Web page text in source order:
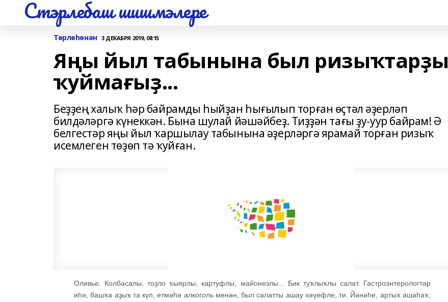
Стэрлебаш шишмэлере
Төрлөһөнән 3 ДЕКАБРЯ 2019, 08:15
Яңы йыл табынына был ризыҡтарҙы
ҡуймағыҙ...
Беҙҙең халыҡ һәр байрамды һыйҙан һығылып торған өҫтәл әҙерләп
билдәләргә күнеккән. Бына шулай йәшәйбеҙ. Тиҙҙән тағы ҙу-уур байрам! Ә
белгестәр яңы йыл ҡаршылау табынына әҙерләргә ярамай торған ризыҡ
исемлеген төҙөп тә ҡуйған.
Оливье. Колбасалы, тоҙло ҡыярлы, картуфлы, майонезлы... Бик туҡлыҡлы салат. Гастроэнтерологтар
иһә, башҡа аҙыҡ та күп, етмәһә алкоголь менән, был салатты ашау хәүефле, ти. Йәнәһе, артыҡ ашаһаҡ,